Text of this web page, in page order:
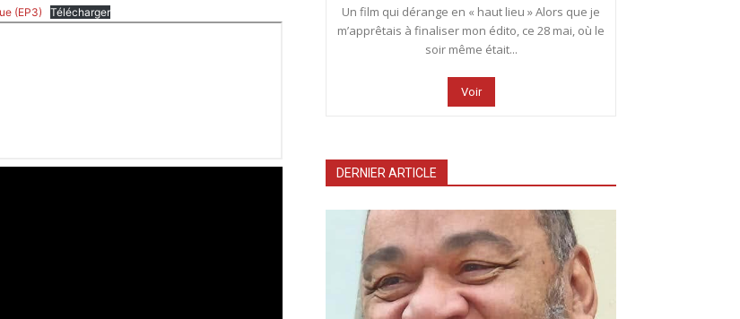
(EP3) Télécharger
Un film qui dérange en « haut lieu » Alors que je
m’apprêtais à finaliser mon édito, ce 28 mai, où le
soir même était...
Voir
DERNIER ARTICLE